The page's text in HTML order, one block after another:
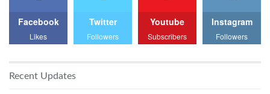
Facebook
Likes
Twitter
Followers
Youtube
Subscribers
Instagram
Followers
Recent Updates